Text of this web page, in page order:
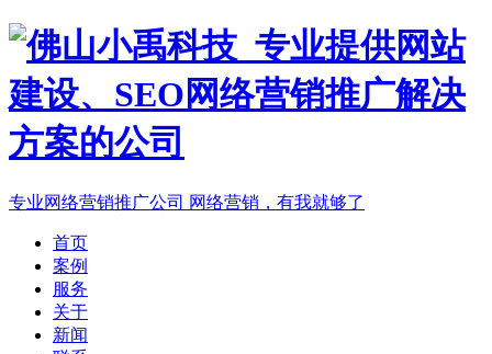
专业网络营销推广公司 网络营销，有我就够了
首页
案例
服务
关于
新闻